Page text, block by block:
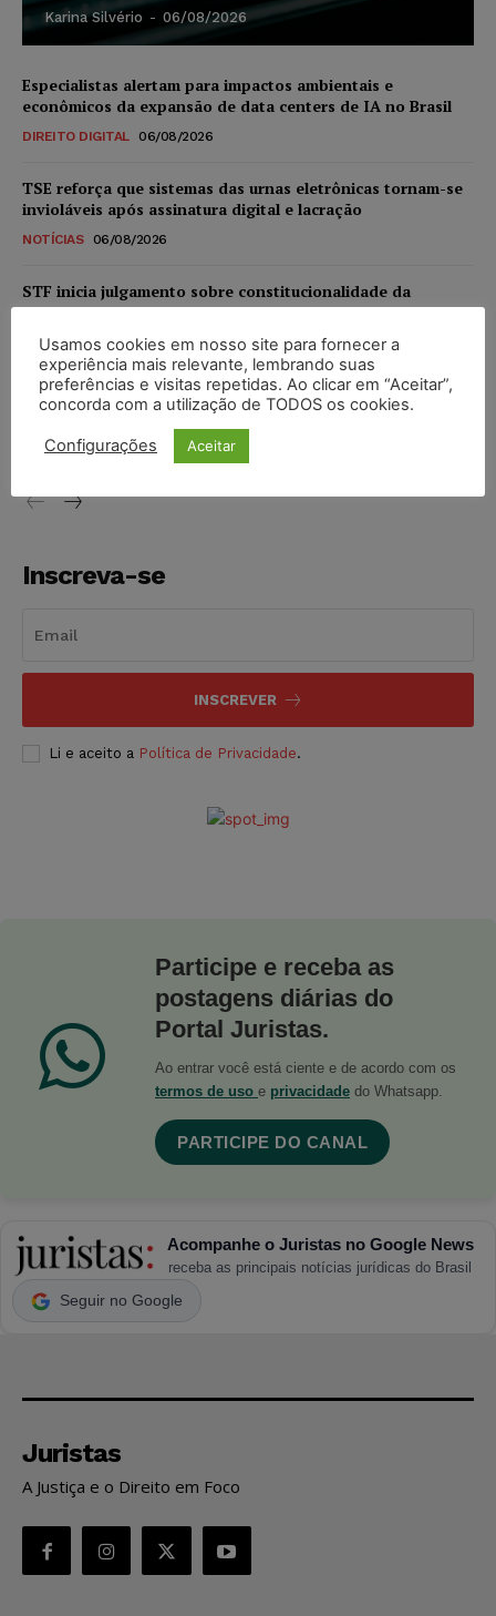
Karina Silvério - 06/08/2026
Especialistas alertam para impactos ambientais e
econômicos da expansão de data centers de IA no Brasil
DIREITO DIGITAL 06/08/2026
TSE reforça que sistemas das urnas eletrônicas tornam-se
invioláveis após assinatura digital e lacração
NOTÍCIAS 06/08/2026
STF inicia julgamento sobre constitucionalidade da
proibição dos jogos de azar no Brasil
NOTÍCIAS 06/08/2026
Projeto proíbe venda de vapes para nascidos a partir de
2009
NOTÍCIAS 06/08/2026
Inscreva-se
INSCREVER
Li e aceito a Política de Privacidade.
Participe e receba as
postagens diárias do
Portal Juristas.
Ao entrar você está ciente e de acordo com os
termos de uso e privacidade do Whatsapp.
PARTICIPE DO CANAL
Acompanhe o Juristas no Google News
receba as principais notícias jurídicas do Brasil
Seguir no Google
Juristas
A Justiça e o Direito em Foco
Usamos cookies em nosso site para fornecer a
experiência mais relevante, lembrando suas
preferências e visitas repetidas. Ao clicar em “Aceitar”,
concorda com a utilização de TODOS os cookies.
Configurações Aceitar